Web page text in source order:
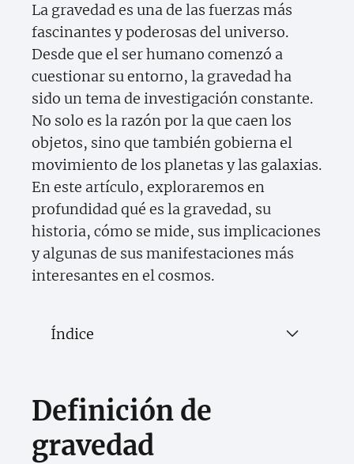
La gravedad es una de las fuerzas más
fascinantes y poderosas del universo.
Desde que el ser humano comenzó a
cuestionar su entorno, la gravedad ha
sido un tema de investigación constante.
No solo es la razón por la que caen los
objetos, sino que también gobierna el
movimiento de los planetas y las galaxias.
En este artículo, exploraremos en
profundidad qué es la gravedad, su
historia, cómo se mide, sus implicaciones
y algunas de sus manifestaciones más
interesantes en el cosmos.
Índice
Definición de
gravedad